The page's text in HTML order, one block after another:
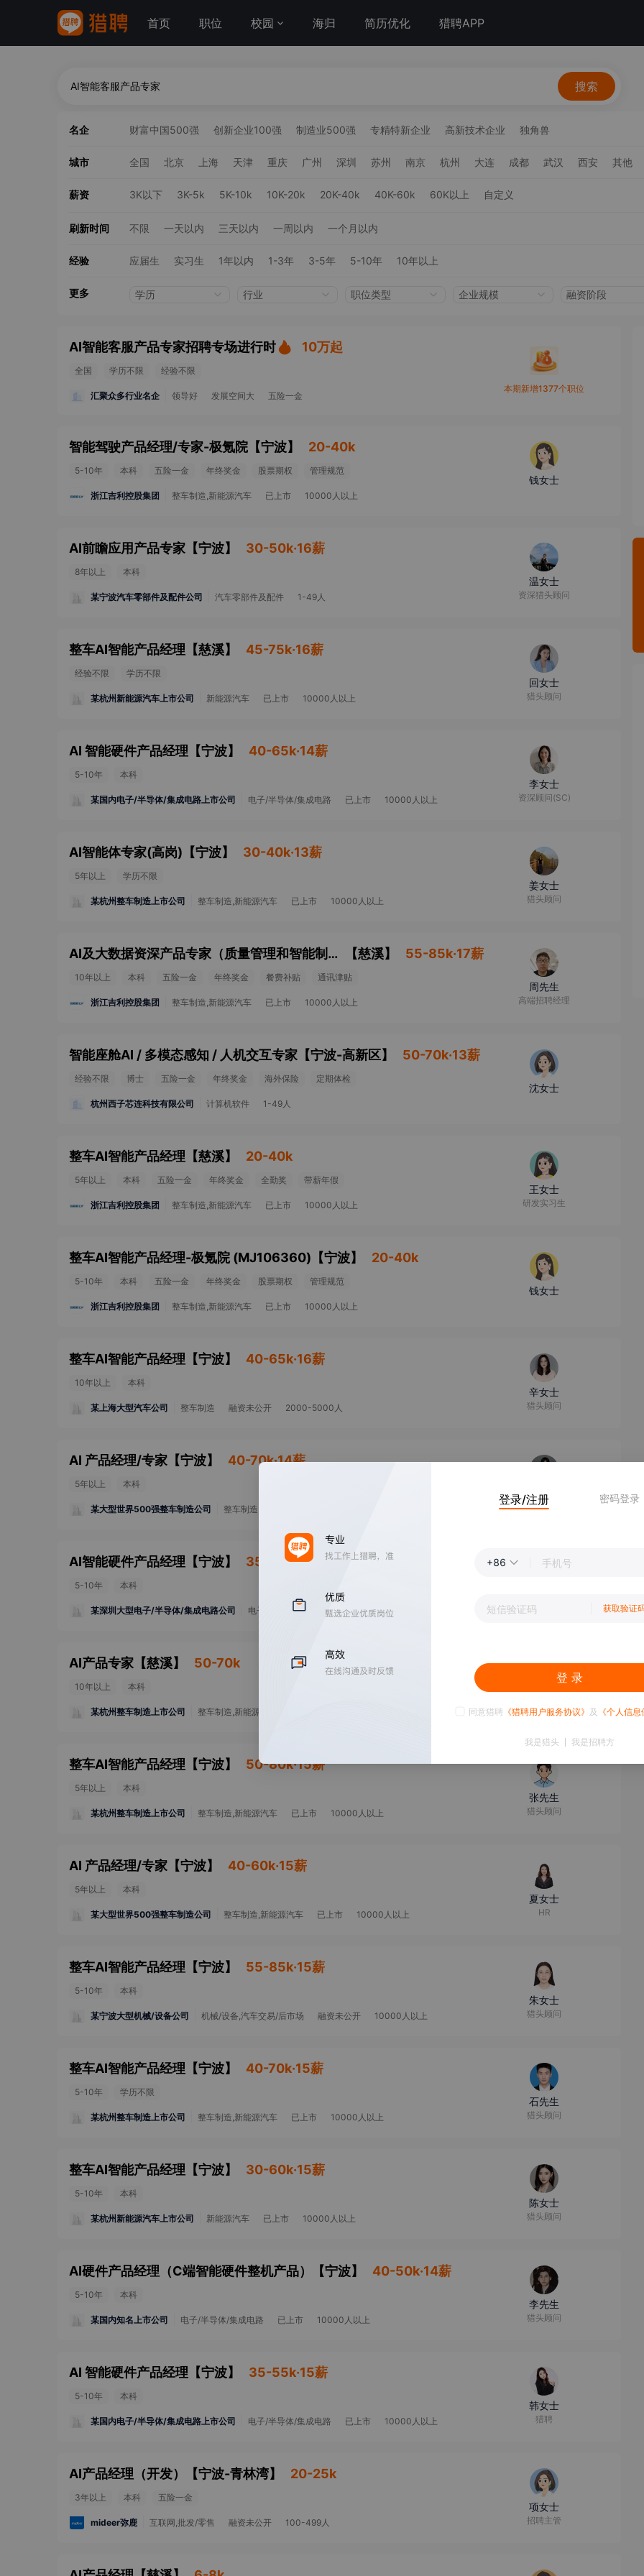
首页 职位 校园 海归 简历优化 猎聘APP
搜索
名企 财富中国500强 创新企业100强 制造业500强 专精特新企业 高新技术企业 独角兽
城市 全国 北京 上海 天津 重庆 广州 深圳 苏州 南京 杭州 大连 成都 武汉 西安 其他
薪资 3K以下 3K-5k 5K-10k 10K-20k 20K-40k 40K-60k 60K以上 自定义
刷新时间 不限 一天以内 三天以内 一周以内 一个月以内
经验 应届生 实习生 1年以内 1-3年 3-5年 5-10年 10年以上
更多 学历 行业 职位类型 企业规模 融资阶段
AI智能客服产品专家招聘专场进行时 10万起
全国 学历不限 经验不限
汇聚众多行业名企 领导好 发展空间大 五险一金
本期新增1377个职位
智能驾驶产品经理/专家-极氪院 【宁波】 20-40k
5-10年 本科 五险一金 年终奖金 股票期权 管理规范
浙江吉利控股集团 整车制造,新能源汽车 已上市 10000人以上
钱女士
AI前瞻应用产品专家 【宁波】 30-50k·16薪
8年以上 本科
某宁波汽车零部件及配件公司 汽车零部件及配件 1-49人
温女士
资深猎头顾问
整车AI智能产品经理 【慈溪】 45-75k·16薪
经验不限 学历不限
某杭州新能源汽车上市公司 新能源汽车 已上市 10000人以上
回女士
猎头顾问
AI 智能硬件产品经理 【宁波】 40-65k·14薪
5-10年 本科
某国内电子/半导体/集成电路上市公司 电子/半导体/集成电路 已上市 10000人以上
李女士
资深顾问(SC)
AI智能体专家(高岗) 【宁波】 30-40k·13薪
5年以上 学历不限
某杭州整车制造上市公司 整车制造,新能源汽车 已上市 10000人以上
姜女士
猎头顾问
AI及大数据资深产品专家（质量管理和智能制造方向） (MJ097719) 【慈溪】 55-85k·17薪
10年以上 本科 五险一金 年终奖金 餐费补贴 通讯津贴
浙江吉利控股集团 整车制造,新能源汽车 已上市 10000人以上
周先生
高端招聘经理
智能座舱AI / 多模态感知 / 人机交互专家 【宁波-高新区】 50-70k·13薪
经验不限 博士 五险一金 年终奖金 海外保险 定期体检
杭州西子芯连科技有限公司 计算机软件 1-49人
沈女士
整车AI智能产品经理 【慈溪】 20-40k
5年以上 本科 五险一金 年终奖金 全勤奖 带薪年假
浙江吉利控股集团 整车制造,新能源汽车 已上市 10000人以上
王女士
研发实习生
整车AI智能产品经理-极氪院 (MJ106360) 【宁波】 20-40k
5-10年 本科 五险一金 年终奖金 股票期权 管理规范
浙江吉利控股集团 整车制造,新能源汽车 已上市 10000人以上
钱女士
整车AI智能产品经理 【宁波】 40-65k·16薪
10年以上 本科
某上海大型汽车公司 整车制造 融资未公开 2000-5000人
辛女士
猎头顾问
AI 产品经理/专家 【宁波】 40-70k·14薪
5年以上 本科
某大型世界500强整车制造公司 整车制造,新能源汽车
吴女士
资深顾问(SC)
AI智能硬件产品经理 【宁波】 35-60k·16薪
5-10年 本科
某深圳大型电子/半导体/集成电路公司 电子/半导体/集成电路 10000人以上 高级猎头顾问
AI产品专家 【慈溪】 50-70k
10年以上 本科
某杭州整车制造上市公司 整车制造,新能源汽车
高女士
招聘经理
整车AI智能产品经理 【宁波】 50-80k·15薪
5年以上 本科
某杭州整车制造上市公司 整车制造,新能源汽车 已上市 10000人以上
张先生
猎头顾问
AI 产品经理/专家 【宁波】 40-60k·15薪
5年以上 本科
某大型世界500强整车制造公司 整车制造,新能源汽车 已上市 10000人以上
夏女士
HR
整车AI智能产品经理 【宁波】 55-85k·15薪
5-10年 本科
某宁波大型机械/设备公司 机械/设备,汽车交易/后市场 融资未公开 10000人以上
朱女士
猎头顾问
整车AI智能产品经理 【宁波】 40-70k·15薪
5-10年 学历不限
某杭州整车制造上市公司 整车制造,新能源汽车 已上市 10000人以上
石先生
猎头顾问
整车AI智能产品经理 【宁波】 30-60k·15薪
5-10年 本科
某杭州新能源汽车上市公司 新能源汽车 已上市 10000人以上
陈女士
猎头顾问
AI硬件产品经理（C端智能硬件整机产品） 【宁波】 40-50k·14薪
5-10年 本科
某国内知名上市公司 电子/半导体/集成电路 已上市 10000人以上
李先生
猎头顾问
AI 智能硬件产品经理 【宁波】 35-55k·15薪
5-10年 本科
某国内电子/半导体/集成电路上市公司 电子/半导体/集成电路 已上市 10000人以上
韩女士
猎聘
AI产品经理（开发） 【宁波-青林湾】 20-25k
3年以上 本科 五险一金
mideer弥鹿 互联网,批发/零售 融资未公开 100-499人
项女士
招聘主管
登录/注册 密码登录
+86
获取验证
登 录
同意猎聘 《猎聘用户服务协议》 及 《个人信
我是猎头 我是招聘方